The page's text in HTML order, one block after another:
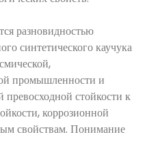
разновидностью
синтетического каучука
промышленности и
превосходной стойкости к
коррозионной
свойствам. Понимание